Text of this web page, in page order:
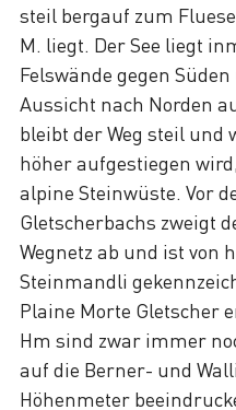
steil bergauf zum
M. liegt. Der See liegt
Felswände gegen
Aussicht nach Norden
bleibt der Weg steil
höher aufgestiegen
alpine Steinwüste. Vor
Gletscherbachs zweigt
Wegnetz ab und ist von
Steinmandli
Plaine Morte Gletscher
Hm sind zwar immer
auf die Berner- und
Höhenmeter